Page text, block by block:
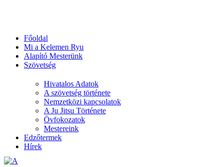
Főoldal
Mi a Kelemen Ryu
Alapító Mesterünk
Szövetség
Hivatalos Adatok
A szövetség története
Nemzetközi kapcsolatok
A Ju Jitsu Története
Övfokozatok
Mestereink
Edzőtermek
Hírek